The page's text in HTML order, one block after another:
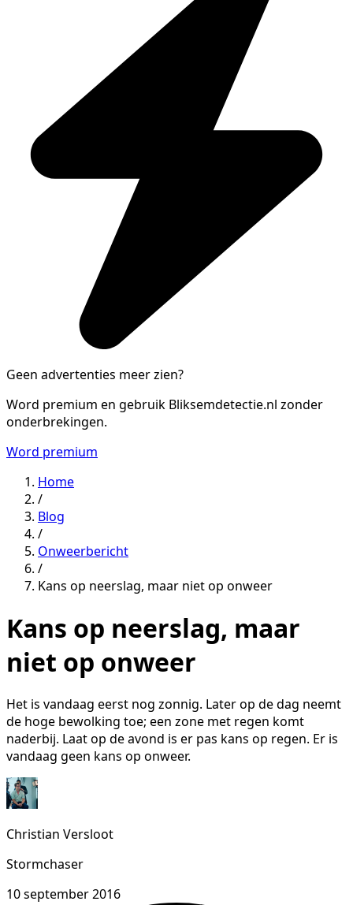
Geen advertenties meer zien?
Word premium en gebruik Bliksemdetectie.nl zonder
onderbrekingen.
Word premium
Home
/
Blog
/
Onweerbericht
/
Kans op neerslag, maar niet op onweer
Kans op neerslag, maar
niet op onweer
Het is vandaag eerst nog zonnig. Later op de dag neemt
de hoge bewolking toe; een zone met regen komt
naderbij. Laat op de avond is er pas kans op regen. Er is
vandaag geen kans op onweer.
Christian Versloot
Stormchaser
10 september 2016